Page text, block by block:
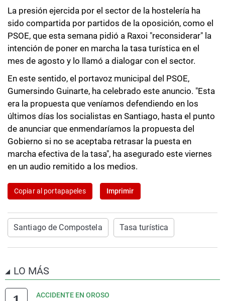
La presión ejercida por el sector de la hostelería ha
sido compartida por partidos de la oposición, como el
PSOE, que esta semana pidió a Raxoi "reconsiderar" la
intención de poner en marcha la tasa turística en el
mes de agosto y lo llamó a dialogar con el sector.
En este sentido, el portavoz municipal del PSOE,
Gumersindo Guinarte, ha celebrado este anuncio. "Esta
era la propuesta que veníamos defendiendo en los
últimos días los socialistas en Santiago, hasta el punto
de anunciar que enmendaríamos la propuesta del
Gobierno si no se aceptaba retrasar la puesta en
marcha efectiva de la tasa", ha asegurado este viernes
en un audio remitido a los medios.
Copiar al portapapeles Imprimir
Santiago de Compostela Tasa turística
LO MÁS
ACCIDENTE EN OROSO